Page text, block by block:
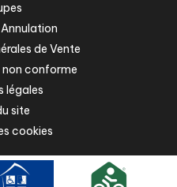
de Vente
conforme
légales
site
cookies